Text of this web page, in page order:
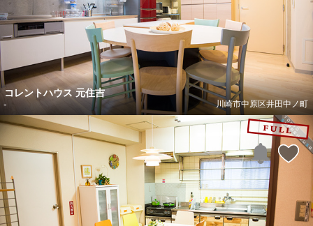
コレントハウス 元住吉
川崎市中原区井田中ノ町
-